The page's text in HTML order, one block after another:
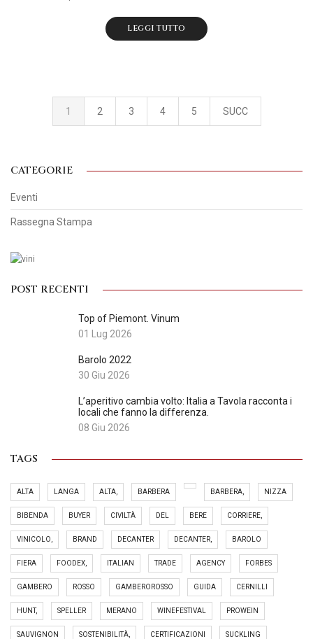
LEGGI TUTTO
1 2 3 4 5 SUCC
CATEGORIE
Eventi
Rassegna Stampa
POST RECENTI
Top of Piemont. Vinum
01 Lug 2026
Barolo 2022
30 Giu 2026
L’aperitivo cambia volto: Italia a Tavola racconta i
locali che fanno la differenza.
08 Giu 2026
TAGS
ALTA LANGA ALTA, BARBERA BARBERA, NIZZA
BIBENDA BUYER CIVILTÀ DEL BERE CORRIERE,
VINICOLO, BRAND DECANTER DECANTER, BAROLO
FIERA FOODEX, ITALIAN TRADE AGENCY FORBES
GAMBERO ROSSO GAMBEROROSSO GUIDA CERNILLI
HUNT, SPELLER MERANO WINEFESTIVAL PROWEIN
SAUVIGNON SOSTENIBILITÀ, CERTIFICAZIONI SUCKLING